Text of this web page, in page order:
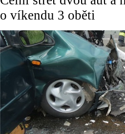
o víkendu 3 oběti